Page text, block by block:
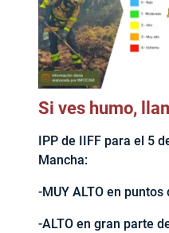
Si ves humo,
IPP de IIFF para el 5
Mancha:
-MUY ALTO en
-ALTO en gran parte